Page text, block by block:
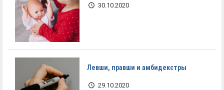
30.10.2020
Левши, правши и амбидекстры
29.10.2020